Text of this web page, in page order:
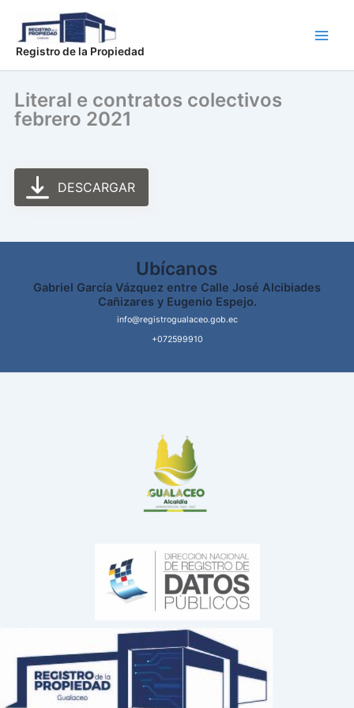
contenido
Registro de la Propiedad
Literal e contratos colectivos
febrero 2021
DESCARGAR
Ubícanos
Gabriel García Vázquez entre Calle José Alcibiades
Cañizares y Eugenio Espejo.
info@registrogualaceo.gob.ec
+072599910